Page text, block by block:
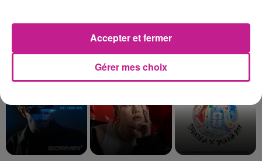
SLIMANE GIMS
Soleil
DIDO
Gérer mes choix
Accepter et fermer